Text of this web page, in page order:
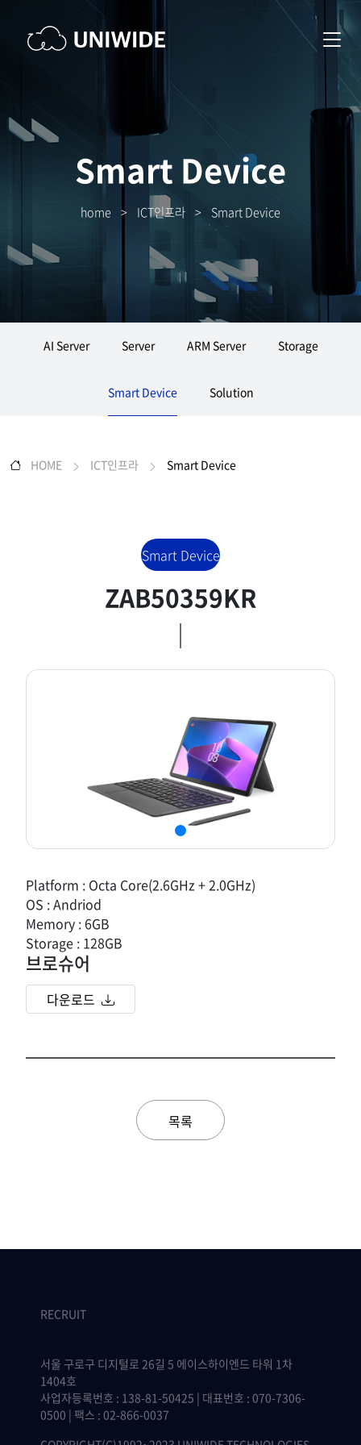
Smart Device
home > ICT인프라 > Smart Device
AI Server Server ARM Server Storage
Smart Device Solution
HOME ICT인프라 Smart Device
Smart Device
ZAB50359KR
Platform : Octa Core(2.6GHz + 2.0GHz)
OS : Andriod
Memory : 6GB
Storage : 128GB
브로슈어
다운로드
목록
RECRUIT
서울 구로구 디지털로 26길 5 에이스하이엔드 타워 1차
1404호
사업자등록번호 : 138-81-50425 | 대표번호 : 070-7306-
0500 | 팩스 : 02-866-0037